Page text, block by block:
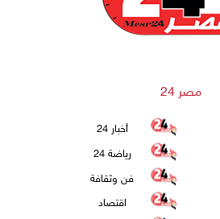
مصر 24
أخبار 24
رياضة 24
فن وثقافة
اقتصاد